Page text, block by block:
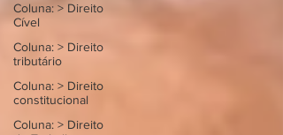
Coluna: > Direito
Cível
Coluna: > Direito
tributário
Coluna: > Direito
constitucional
Coluna: > Direito